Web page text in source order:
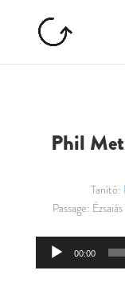
Phil
Tanító:
Passage:
00:00